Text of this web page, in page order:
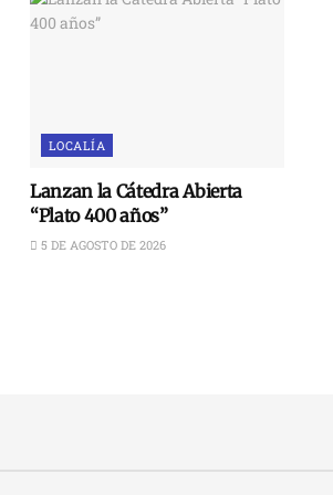
LOCALÍA
Lanzan la Cátedra Abierta
“Plato 400 años”
5 DE AGOSTO DE 2026